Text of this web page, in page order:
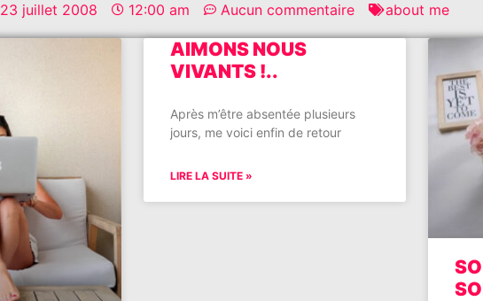
23 juillet 2008 12:00 am Aucun commentaire about me
AIMONS NOUS
VIVANTS !..
Après m’être absentée plusieurs
jours, me voici enfin de retour
LIRE LA SUITE »